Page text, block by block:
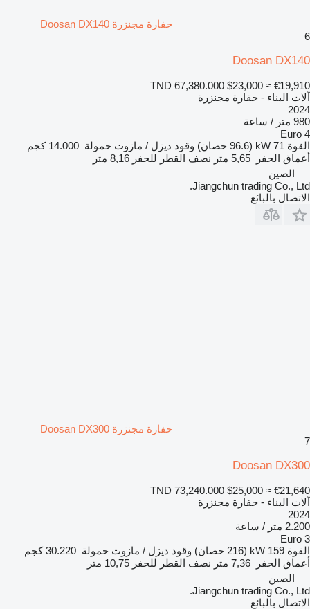
حفارة مجنزرة Doosan DX140
6
Doosan DX140
TND 67,380.000 $23,000 ≈ €19,910
آلات البناء - حفارة مجنزرة
2024
980 متر / ساعة
Euro 4
القوة 71 kW (96.6 حصان) وقود ديزل / مازوت حمولة 14.000 كجم
أعماق الحفر
5,65 متر نصف القطر للحفر 8,16 متر
الصين
Jiangchun trading Co., Ltd.
الاتصال بالبائع
حفارة مجنزرة Doosan DX300
7
Doosan DX300
TND 73,240.000 $25,000 ≈ €21,640
آلات البناء - حفارة مجنزرة
2024
2.200 متر / ساعة
Euro 3
القوة 159 kW (216 حصان) وقود ديزل / مازوت حمولة 30.220 كجم
أعماق الحفر
7,36 متر نصف القطر للحفر 10,75 متر
الصين
Jiangchun trading Co., Ltd.
الاتصال بالبائع